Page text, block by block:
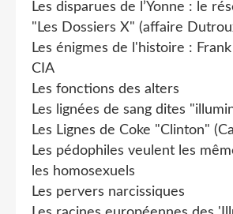
Les disparues de l’Yonne : le
"Les Dossiers X" (affaire
Les énigmes de l'histoire :
CIA
Les fonctions des alters
Les lignées de sang dites
Les Lignes de Coke "Clinton"
Les pédophiles veulent les
les homosexuels
Les pervers narcissiques